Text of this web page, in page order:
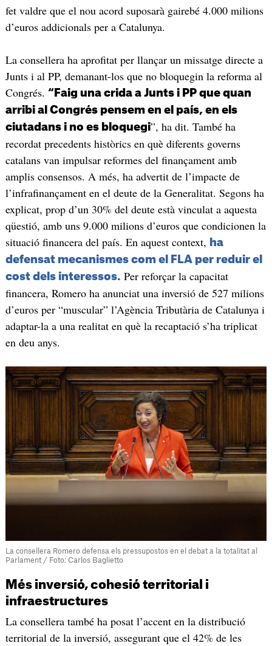
fet valdre que el nou acord suposarà gairebé 4.000 milions
d’euros addicionals per a Catalunya.
La consellera ha aprofitat per llançar un missatge directe a
Junts i al PP, demanant-los que no bloquegin la reforma al
Congrés. “Faig una crida a Junts i PP que quan
arribi al Congrés pensem en el país, en els
ciutadans i no es bloquegi”, ha dit. També ha
recordat precedents històrics en què diferents governs
catalans van impulsar reformes del finançament amb
amplis consensos. A més, ha advertit de l’impacte de
l’infrafinançament en el deute de la Generalitat. Segons ha
explicat, prop d’un 30% del deute està vinculat a aquesta
qüestió, amb uns 9.000 milions d’euros que condicionen la
situació financera del país. En aquest context,
ha
defensat mecanismes com el FLA per reduir el
cost dels interessos. Per reforçar la capacitat
financera, Romero ha anunciat una inversió de 527 milions
d’euros per “muscular” l’Agència Tributària de Catalunya i
adaptar-la a una realitat en què la recaptació s’ha triplicat
en deu anys.
La consellera Romero defensa els pressupostos en el debat a la totalitat al
Parlament / Foto: Carlos Baglietto
Més inversió, cohesió territorial i
infraestructures
La consellera també ha posat l’accent en la distribució
territorial de la inversió, assegurant que el 42% de les